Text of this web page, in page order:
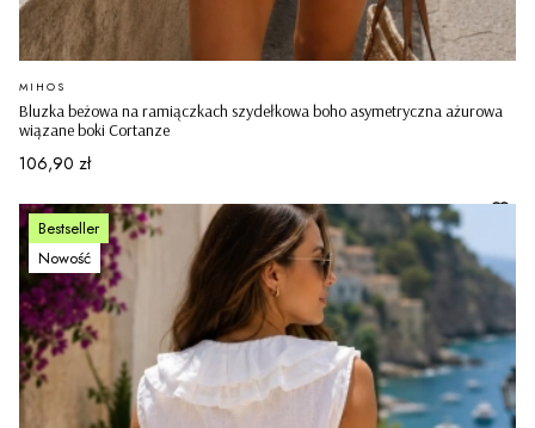
Bluzka beżowa na ramiączkach szydełkowa boho asymetryczna ażurowa
wiązane boki Cortanze
PRODUCENT
MIHOS
Cena
106,90 zł
Bestseller
Nowość